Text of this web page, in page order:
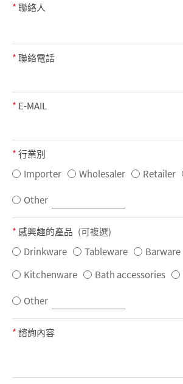
*聯絡人
*聯絡電話
* E-MAIL
*行業別
Importer
Wholesaler Retailer
Other
* 感興趣的產品 (可複選)
Drinkware
Tableware
Barware
Kitchenware
Bath accessories
Other
*諮詢內容